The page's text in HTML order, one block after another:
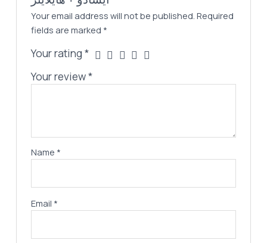
Your email address will not be published. Required
fields are marked *
Your rating*
Your review*
Name *
Email *